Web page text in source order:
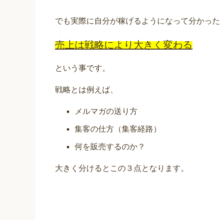
でも実際に自分が稼げるようになって分かっ
売上は戦略により大きく変わる
という事です。
戦略とは例えば、
メルマガの送り方
集客の仕方（集客経路）
何を販売するのか？
大きく分けるとこの３点となります。